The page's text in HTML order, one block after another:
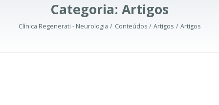
Categoria: Artigos
Clínica Regenerati - Neurologia Conteúdos Artigos Artigos